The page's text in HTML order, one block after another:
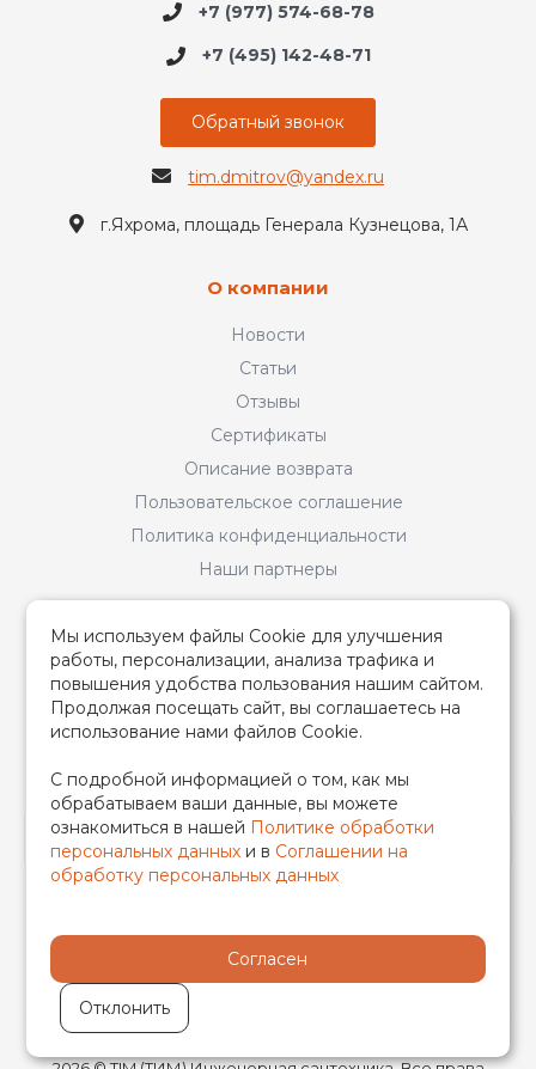
+7 (977) 574-68-78
+7 (495) 142-48-71
Обратный звонок
tim.dmitrov@yandex.ru
г.Яхрома, площадь Генерала Кузнецова, 1А
О компании
Новости
Статьи
Отзывы
Сертификаты
Описание возврата
Пользовательское соглашение
Политика конфиденциальности
Наши партнеры
Продажа оборудования TIM (ТИМ)
Продажа, прокат монтажных инструментов TIM (ТИМ)
Монтаж систем отопления и водоснабжения
Мы используем файлы Cookie для улучшения
работы, персонализации, анализа трафика и
повышения удобства пользования нашим сайтом.
Продолжая посещать сайт, вы соглашаетесь на
использование нами файлов Cookie.
С подробной информацией о том, как мы
обрабатываем ваши данные, вы можете
ознакомиться в нашей Политике обработки
персональных данных и в Соглашении на
обработку персональных данных
Согласен
Отклонить